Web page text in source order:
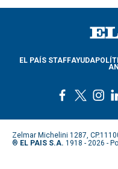
EL PAÍS STAFFAYUDA
c
e
b
w
i
t
s
t
a
Zelmar Michelini 1287,
® EL PAIS S.A. 1918 - 2026 -